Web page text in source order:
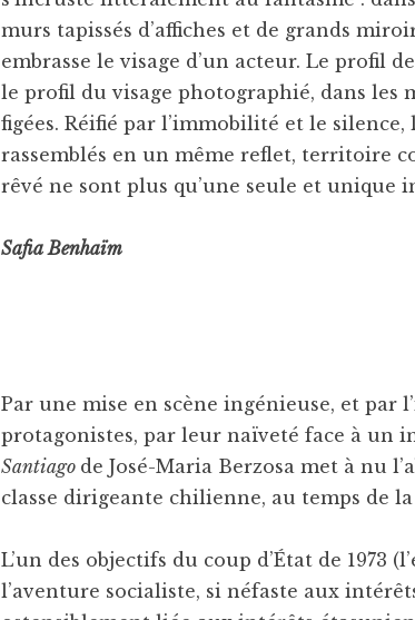
murs tapissés d’affiches et de grands
embrasse le visage d’un acteur. Le profil
le profil du visage photographié, dans les
figées. Réifié par l’immobilité et le silence,
rassemblés en un même reflet, territoire
rêvé ne sont plus qu’une seule et unique
Safia Benhaïm
Par une mise en scène ingénieuse, et par
protagonistes, par leur naïveté face à un
Santiago de José-Maria Berzosa met à nu
classe dirigeante chilienne, au temps de
L’un des objectifs du coup d’État de
l’aventure socialiste, si néfaste aux